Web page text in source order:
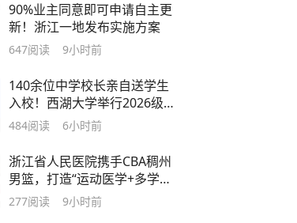
90%业主同意即可申请自主更
新！浙江一地发布实施方案
647阅读 9小时前
140余位中学校长亲自送学生
入校！西湖大学举行2026级
本科生开学典礼
484阅读 6小时前
浙江省人民医院携手CBA稠州
男篮，打造“运动医学+多学
科”保障新模式
277阅读 9小时前